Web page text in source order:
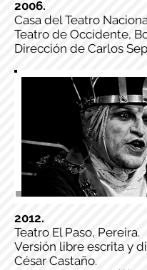
2006.
Casa del Teatro
Teatro de Occidente,
Dirección de Carlos
2012.
Teatro El Paso, Pereira.
Versión libre escrita y
César Castaño.